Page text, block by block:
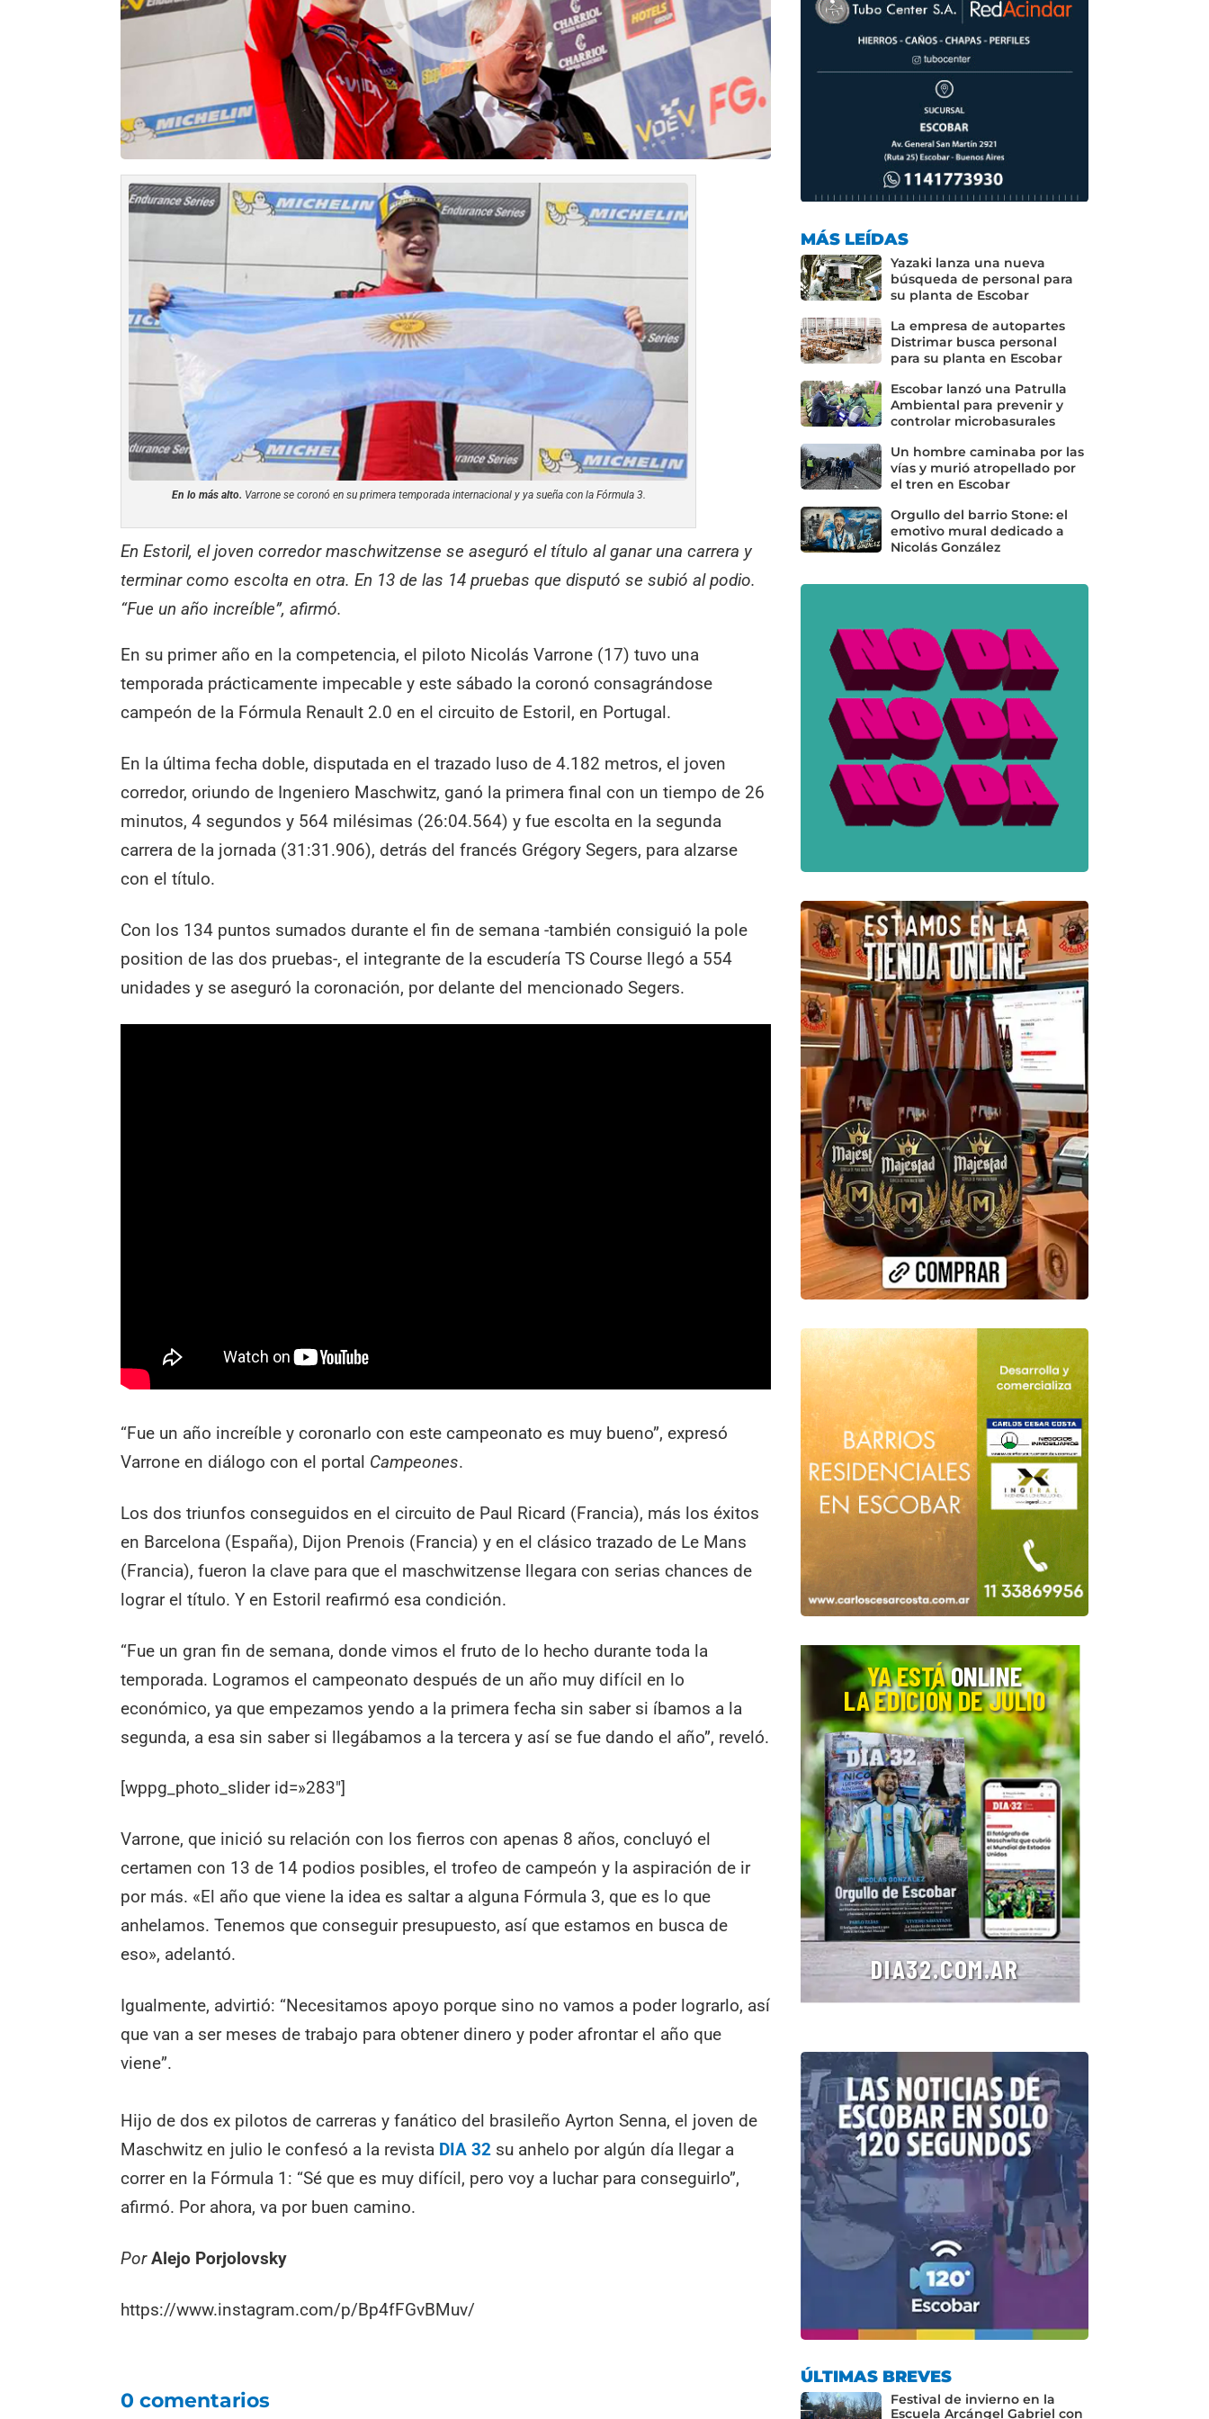
En lo más alto. Varrone se coronó en su primera temporada internacional y ya sueña con la Fórmula 3.
En Estoril, el joven corredor maschwitzense se aseguró el título al ganar una carrera y
terminar como escolta en otra. En 13 de las 14 pruebas que disputó se subió al podio.
“Fue un año increíble”, afirmó.
En su primer año en la competencia, el piloto Nicolás Varrone (17) tuvo una
temporada prácticamente impecable y este sábado la coronó consagrándose
campeón de la Fórmula Renault 2.0 en el circuito de Estoril, en Portugal.
En la última fecha doble, disputada en el trazado luso de 4.182 metros, el joven
corredor, oriundo de Ingeniero Maschwitz, ganó la primera final con un tiempo de 26
minutos, 4 segundos y 564 milésimas (26:04.564) y fue escolta en la segunda
carrera de la jornada (31:31.906), detrás del francés Grégory Segers, para alzarse
con el título.
Con los 134 puntos sumados durante el fin de semana -también consiguió la pole
position de las dos pruebas-, el integrante de la escudería TS Course llegó a 554
unidades y se aseguró la coronación, por delante del mencionado Segers.
“Fue un año increíble y coronarlo con este campeonato es muy bueno”, expresó
Varrone en diálogo con el portal Campeones.
Los dos triunfos conseguidos en el circuito de Paul Ricard (Francia), más los éxitos
en Barcelona (España), Dijon Prenois (Francia) y en el clásico trazado de Le Mans
(Francia), fueron la clave para que el maschwitzense llegara con serias chances de
lograr el título. Y en Estoril reafirmó esa condición.
“Fue un gran fin de semana, donde vimos el fruto de lo hecho durante toda la
temporada. Logramos el campeonato después de un año muy difícil en lo
económico, ya que empezamos yendo a la primera fecha sin saber si íbamos a la
segunda, a esa sin saber si llegábamos a la tercera y así se fue dando el año”, reveló.
[wppg_photo_slider id=»283″]
Varrone, que inició su relación con los fierros con apenas 8 años, concluyó el
certamen con 13 de 14 podios posibles, el trofeo de campeón y la aspiración de ir
por más. «El año que viene la idea es saltar a alguna Fórmula 3, que es lo que
anhelamos. Tenemos que conseguir presupuesto, así que estamos en busca de
eso», adelantó.
Igualmente, advirtió: “Necesitamos apoyo porque sino no vamos a poder lograrlo, así
que van a ser meses de trabajo para obtener dinero y poder afrontar el año que
viene”.
Hijo de dos ex pilotos de carreras y fanático del brasileño Ayrton Senna, el joven de
Maschwitz en julio le confesó a la revista DIA 32 su anhelo por algún día llegar a
correr en la Fórmula 1: “Sé que es muy difícil, pero voy a luchar para conseguirlo”,
afirmó. Por ahora, va por buen camino.
Por Alejo Porjolovsky
https://www.instagram.com/p/Bp4fFGvBMuv/
0 comentarios
MÁS LEÍDAS
Yazaki lanza una nueva
búsqueda de personal para
su planta de Escobar
La empresa de autopartes
Distrimar busca personal
para su planta en Escobar
Escobar lanzó una Patrulla
Ambiental para prevenir y
controlar microbasurales
Un hombre caminaba por las
vías y murió atropellado por
el tren en Escobar
Orgullo del barrio Stone: el
emotivo mural dedicado a
Nicolás González
ÚLTIMAS BREVES
Festival de invierno en la
Escuela Arcángel Gabriel con